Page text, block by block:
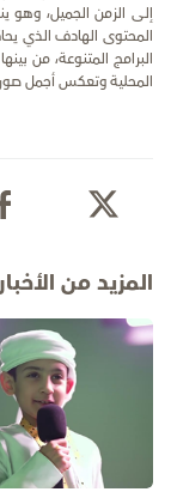
إلى الزمن الجميل، وهو
المحتوى الهادف الذي
البرامج المتنوعة، من
المحلية وتعكس أجمل
المزيد من الأخبار